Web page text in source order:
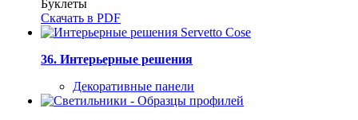
Буклеты
Скачать в PDF
36. Интерьерные решения
Декоративные панели